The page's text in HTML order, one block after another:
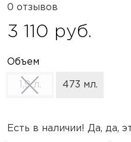
0 отзывов
3 110 руб.
Объем
1,9 л. 473 мл.
Есть в наличии! Да, да,